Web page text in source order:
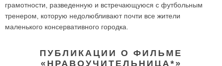
грамотности, разведенную и встречающуюся с футбольным
тренером, которую недолюбливают почти все жители
маленького консервативного городка.
ПУБЛИКАЦИИ О ФИЛЬМЕ
«НРАВОУЧИТЕЛЬНИЦА*»